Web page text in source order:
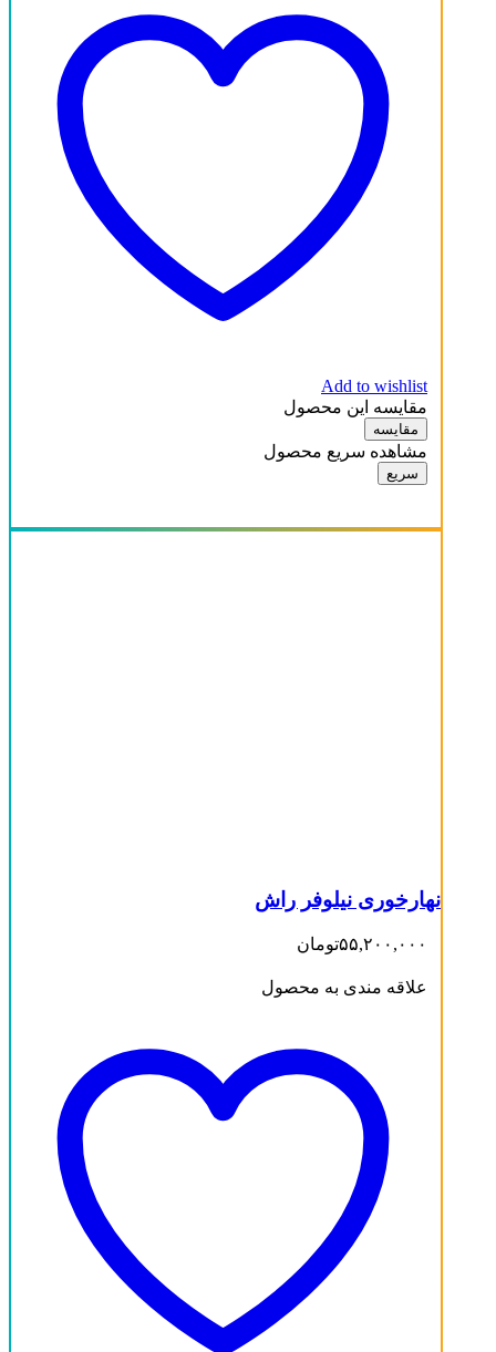
Add to wishlist
مقایسه این محصول
مقایسه
مشاهده سریع محصول
سریع
نهارخوری نیلوفر راش
۵۵,۲۰۰,۰۰۰تومان
علاقه مندی به محصول